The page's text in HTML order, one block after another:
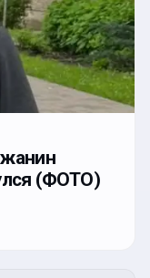
(ФОТО)